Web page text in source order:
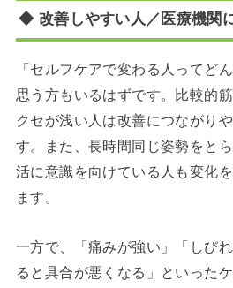
◆ 改善しやすい人／医療機関
「セルフケアで変わる人ってど
思う方もいるはずです。比較的
クセが浅い人は改善につながり
す。また、長時間同じ姿勢をと
活に意識を向けている人も変化
ます。
一方で、「痛みが強い」「しび
ると具合が悪くなる」といった